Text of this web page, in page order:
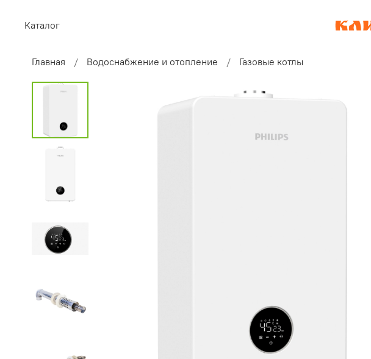
Каталог
Главная Водоснабжение и отопление Газовые котлы